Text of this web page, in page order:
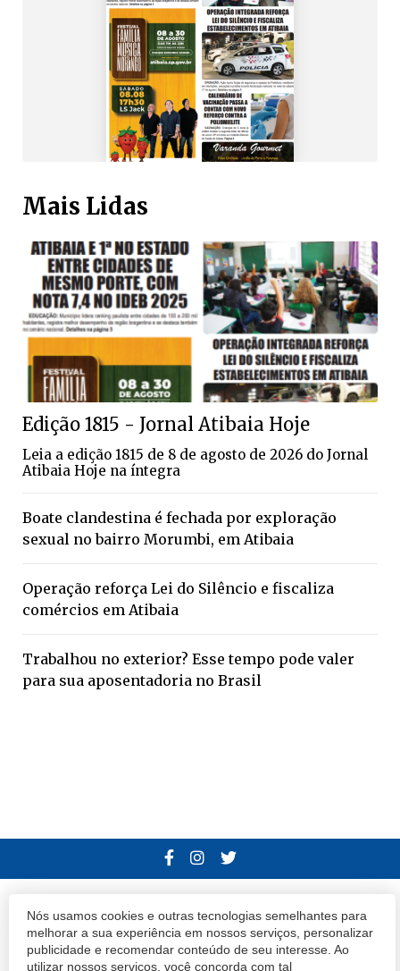
Nós usamos cookies e outras tecnologias semelhantes para
melhorar a sua experiência em nossos serviços, personalizar
publicidade e recomendar conteúdo de seu interesse. Ao
utilizar nossos serviços, você concorda com tal
Mais Lidas
Edição 1815 - Jornal Atibaia Hoje
Leia a edição 1815 de 8 de agosto de 2026 do Jornal
Atibaia Hoje na íntegra
Boate clandestina é fechada por exploração
sexual no bairro Morumbi, em Atibaia
Operação reforça Lei do Silêncio e fiscaliza
comércios em Atibaia
Trabalhou no exterior? Esse tempo pode valer
para sua aposentadoria no Brasil
Termos e Políticas de Uso Privacidade